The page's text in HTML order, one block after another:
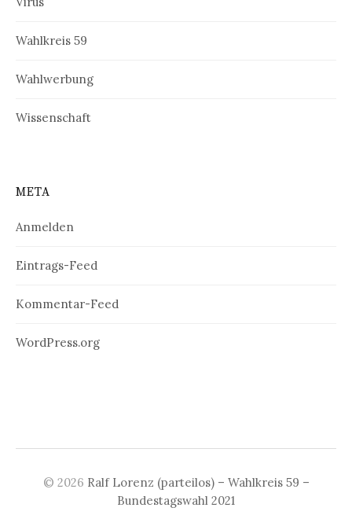
Wahlkreis 59
Wahlwerbung
Wissenschaft
META
Anmelden
Eintrags-Feed
Kommentar-Feed
WordPress.org
© 2026 Ralf Lorenz (parteilos) – Wahlkreis 59 –
Bundestagswahl 2021